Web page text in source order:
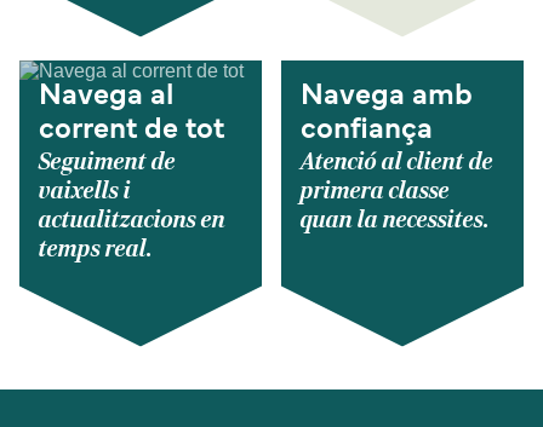
Navega al
corrent de tot
Seguiment de
vaixells i
actualitzacions en
temps real.
Navega amb
confiança
Atenció al client de
primera classe
quan la necessites.